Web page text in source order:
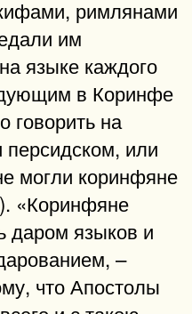
римлянами
им
языке каждого
в Коринфе
на
или
могли коринфяне
«Коринфяне
даром языков и
–
что Апостолы